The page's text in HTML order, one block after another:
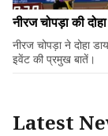
नीरज चोपड़ा की
नीरज चोपड़ा ने दोहा
इवेंट की प्रमुख बातें।
Latest